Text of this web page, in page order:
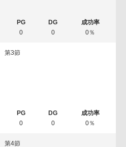
0 0 0％
第3節
0 0 0％
第4節